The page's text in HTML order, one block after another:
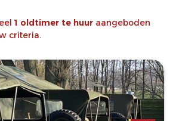
1 oldtimer te huur aangeboden
criteria.